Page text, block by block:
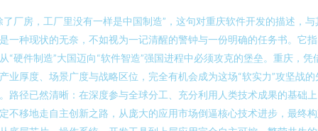
了厂房，工厂里没有一样是中国制造”，这句对重庆软件开发的描述，与
一种现状的无奈，不如视为一记清醒的警钟与一份明确的任务书。它
“硬件制造”大国迈向“软件智造”强国进程中必须攻克的堡垒。重庆，凭
业厚度、场景广度与战略区位，完全有机会成为这场“软实力”攻坚战的
路径已然清晰：在深度参与全球分工、充分利用人类技术成果的基础
不移地走自主创新之路，从庞大的应用市场倒逼核心技术进步，最终